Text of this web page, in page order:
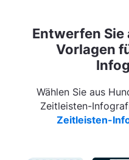
Entwerfen Sie
Vorlagen
Wählen Sie aus
Zeitleisten-
Zeitleisten-